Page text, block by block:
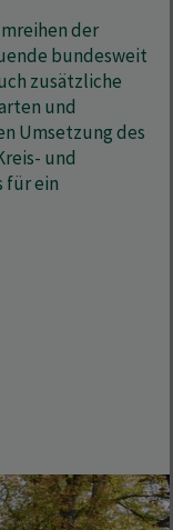
der
bundesweit
zusätzliche
und
Umsetzung des
und
für ein